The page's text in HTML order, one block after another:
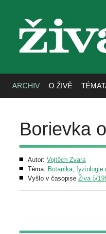
živa
ARCHIV O ŽIVĚ
Borievka
Autor: Vojtěch Zvara
Téma: Botanika,
Vyšlo v časopise Živa 5/